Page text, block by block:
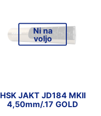
Ni na
voljo
HSK JAKT JD184 MKII
4,50mm/.17 GOLD